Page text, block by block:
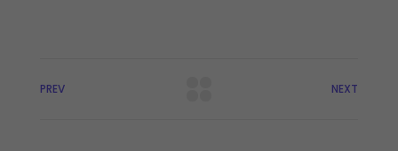
PREV NEXT